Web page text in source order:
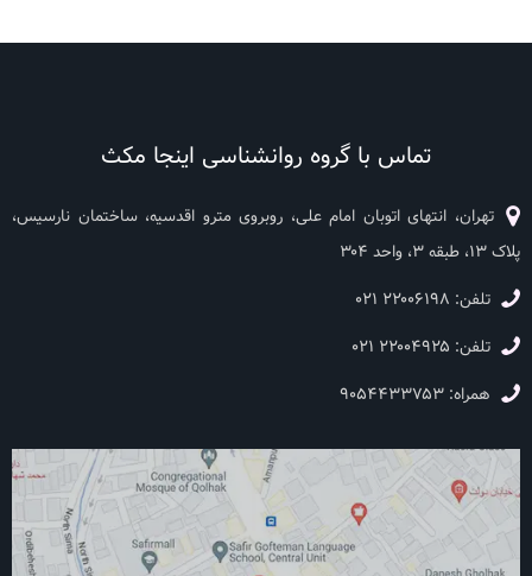
تماس با گروه روانشناسی اینجا مکث
تهران، انتهای اتوبان امام‌ علی، روبروی مترو اقدسیه، ساختمان نارسیس،
پلاک ۱۳، طبقه ۳، واحد ۳۰۴
تلفن: ۲۲۰۰۶۱۹۸ ۰۲۱
تلفن: ۲۲۰۰۴۹۲۵ ۰۲۱
همراه: ۹۰۵۴۴۳۳۷۵۳